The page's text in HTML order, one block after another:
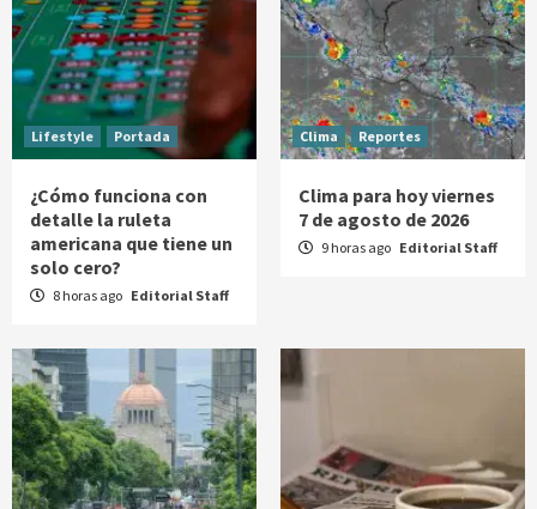
Lifestyle Portada
¿Cómo funciona con
detalle la ruleta
americana que tiene un
solo cero?
8 horas ago Editorial Staff
Clima Reportes
Clima para hoy viernes
7 de agosto de 2026
9 horas ago Editorial Staff